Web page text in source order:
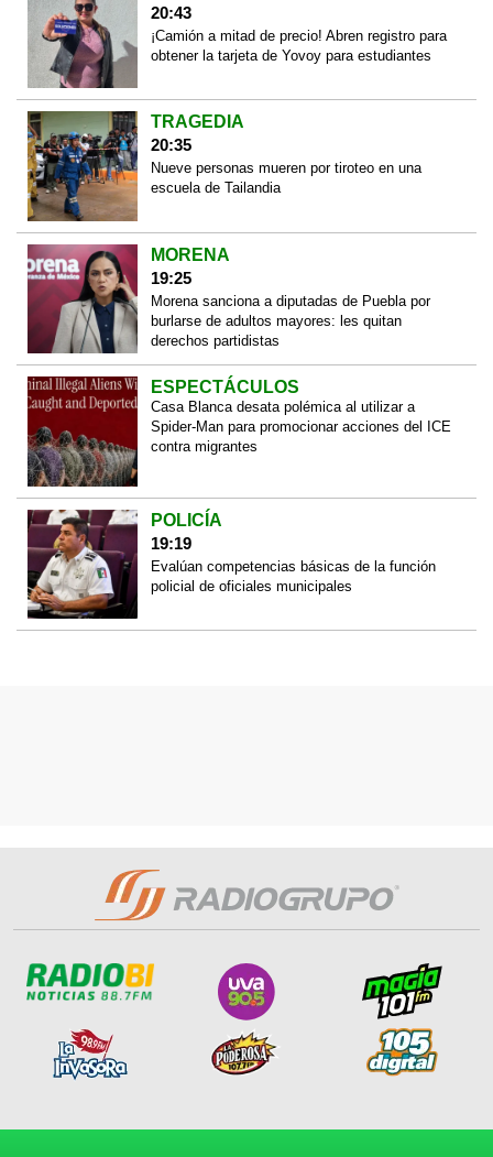
20:43
¡Camión a mitad de precio! Abren registro para
obtener la tarjeta de Yovoy para estudiantes
TRAGEDIA
20:35
Nueve personas mueren por tiroteo en una
escuela de Tailandia
MORENA
19:25
Morena sanciona a diputadas de Puebla por
burlarse de adultos mayores: les quitan
derechos partidistas
ESPECTÁCULOS
Casa Blanca desata polémica al utilizar a
Spider-Man para promocionar acciones del ICE
contra migrantes
POLICÍA
19:19
Evalúan competencias básicas de la función
policial de oficiales municipales